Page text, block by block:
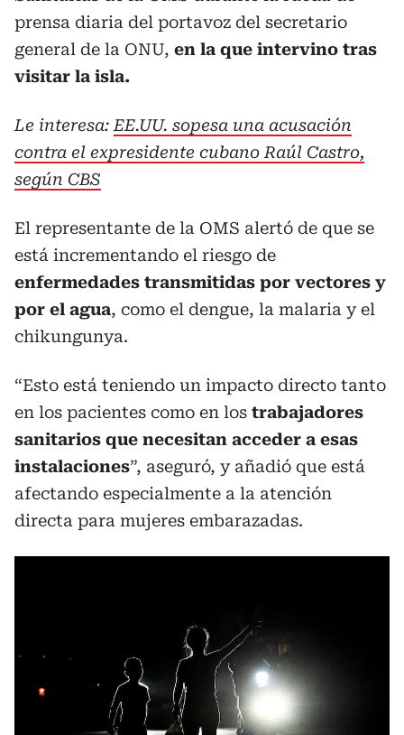
prensa diaria del portavoz del secretario
general de la ONU, en la que intervino tras
visitar la isla.
Le interesa: EE.UU. sopesa una acusación
contra el expresidente cubano Raúl Castro,
según CBS
El representante de la OMS alertó de que se
está incrementando el riesgo de
enfermedades transmitidas por vectores y
por el agua, como el dengue, la malaria y el
chikungunya.
“Esto está teniendo un impacto directo tanto
en los pacientes como en los trabajadores
sanitarios que necesitan acceder a esas
instalaciones”, aseguró, y añadió que está
afectando especialmente a la atención
directa para mujeres embarazadas.